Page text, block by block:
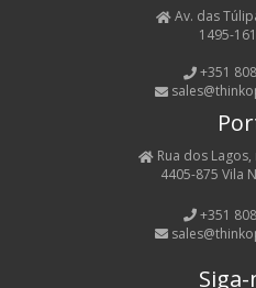
Av. das
1495-
+351
Rua dos Lagos,
4405-875 Vila
+351